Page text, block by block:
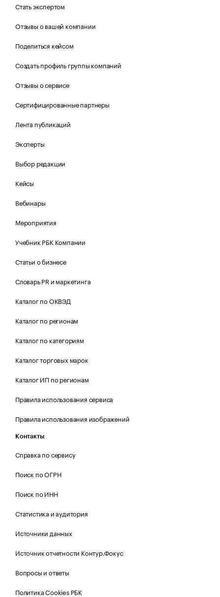
Стать экспертом
Отзывы о вашей компании
Поделиться кейсом
Создать профиль группы компаний
Отзывы о сервисе
Сертифицированные партнеры
Лента публикаций
Эксперты
Выбор редакции
Кейсы
Вебинары
Мероприятия
Учебник РБК Компании
Статьи о бизнесе
Словарь PR и маркетинга
Каталог по ОКВЭД
Каталог по регионам
Каталог по категориям
Каталог торговых марок
Каталог ИП по регионам
Правила использования сервиса
Правила использования изображений
Контакты
Справка по сервису
Поиск по ОГРН
Поиск по ИНН
Статистика и аудитория
Источники данных
Источник отчетности Контур.Фокус
Вопросы и ответы
Политика Cookies РБК